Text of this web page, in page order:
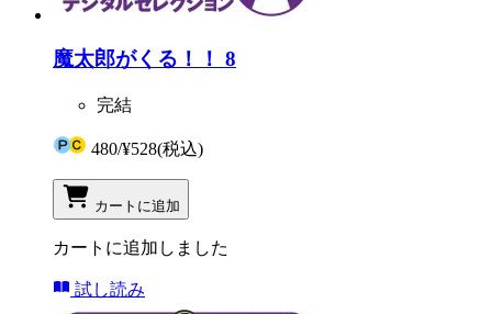
魔太郎がくる！！ 8
完結
480/¥528(税込)
カートに追加
カートに追加しました
試し読み